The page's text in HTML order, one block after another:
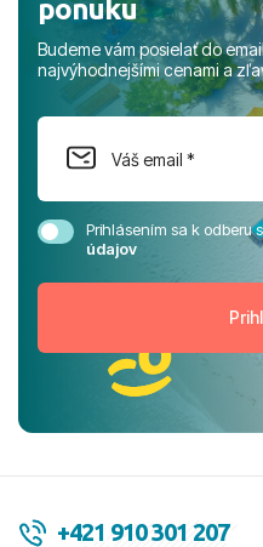
ponuku
Budeme vám posielať do
najvýhodnejšími cenami a
Prihlásením sa k odberu
údajov
+421 910 301 207